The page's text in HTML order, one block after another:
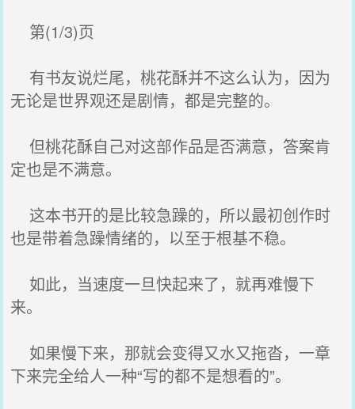
第(1/3)页
有书友说烂尾，桃花酥并不这么认为，因为
无论是世界观还是剧情，都是完整的。
但桃花酥自己对这部作品是否满意，答案肯
定也是不满意。
这本书开的是比较急躁的，所以最初创作时
也是带着急躁情绪的，以至于根基不稳。
如此，当速度一旦快起来了，就再难慢下
来。
如果慢下来，那就会变得又水又拖沓，一章
下来完全给人一种“写的都不是想看的”。